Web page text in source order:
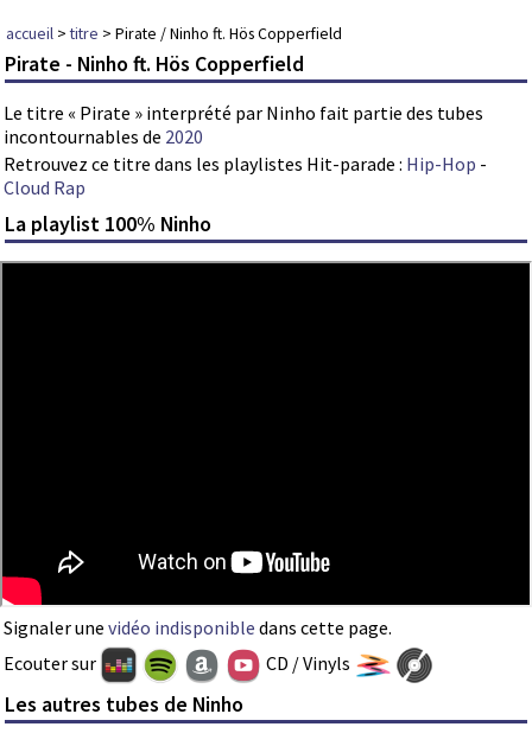
accueil >titre > Pirate / Ninho ft. Hös Copperfield
Pirate - Ninho ft. Hös Copperfield
Le titre « Pirate » interprété par Ninho fait partie des tubes
incontournables de 2020
Retrouvez ce titre dans les playlistes Hit-parade : Hip-Hop -
Cloud Rap
La playlist 100% Ninho
Signaler une vidéo indisponible dans cette page.
Ecouter sur
CD / Vinyls
Les autres tubes de Ninho